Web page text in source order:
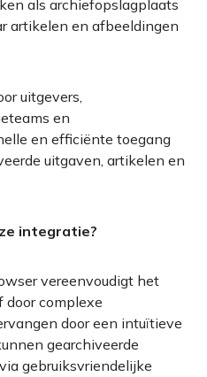
als archiefopslagplaats
artikelen en afbeeldingen
uitgevers,
en
en efficiënte toegang
uitgaven, artikelen en
integratie?
vereenvoudigt het
door complexe
door een intuïtieve
gearchiveerde
gebruiksvriendelijke